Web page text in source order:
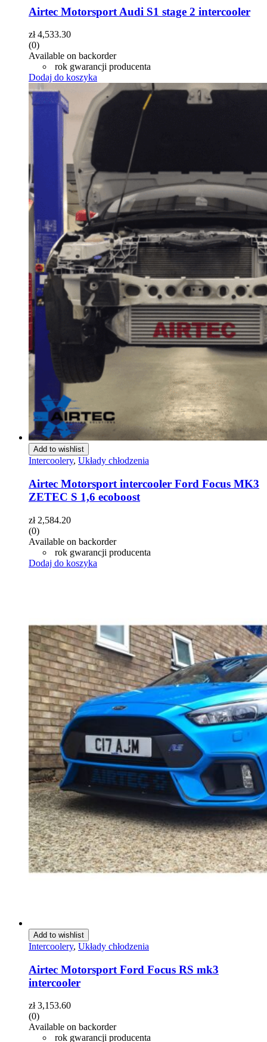
Airtec Motorsport Audi S1 stage 2 intercooler
zł4,533.30
(0)
Available on backorder
rok gwarancji producenta
Dodaj do koszyka
Add to wishlist
Intercoolery, Układy chłodzenia
Airtec Motorsport intercooler Ford Focus MK3
ZETEC S 1,6 ecoboost
zł2,584.20
(0)
Available on backorder
rok gwarancji producenta
Dodaj do koszyka
Add to wishlist
Intercoolery, Układy chłodzenia
Airtec Motorsport Ford Focus RS mk3
intercooler
zł3,153.60
(0)
Available on backorder
rok gwarancji producenta